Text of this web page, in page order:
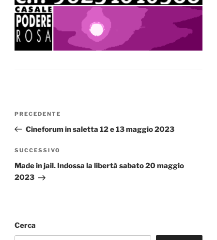
Articolo
precedente:
PRECEDENTE
Cineforum in saletta 12 e 13 maggio 2023
Articolo
successivo
SUCCESSIVO
Made in jail. Indossa la libertà sabato 20 maggio
2023
Cerca